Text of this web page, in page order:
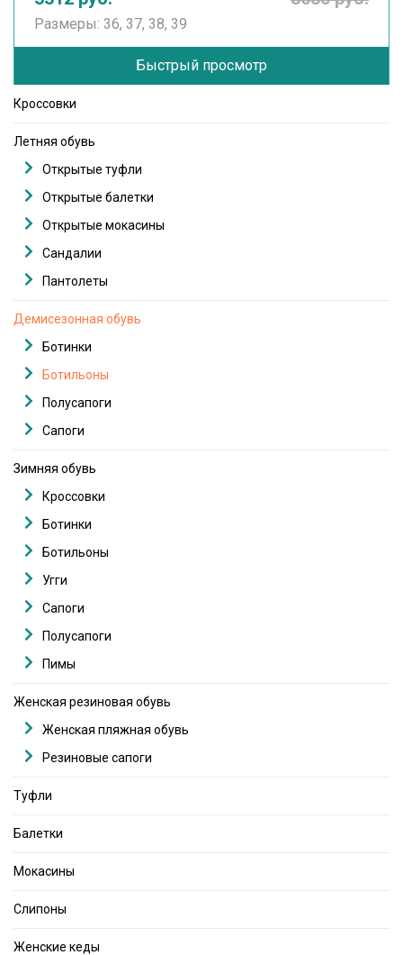
Размеры: 36, 37, 38, 39
Быстрый просмотр
Кроссовки
Летняя обувь
Открытые туфли
Открытые балетки
Открытые мокасины
Сандалии
Пантолеты
Демисезонная обувь
Ботинки
Ботильоны
Полусапоги
Сапоги
Зимняя обувь
Кроссовки
Ботинки
Ботильоны
Угги
Сапоги
Полусапоги
Пимы
Женская резиновая обувь
Женская пляжная обувь
Резиновые сапоги
Туфли
Балетки
Мокасины
Слипоны
Женские кеды